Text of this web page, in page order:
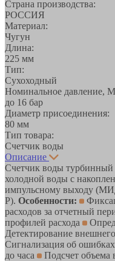
Страна производства:
РОССИЯ
Материал:
Чугун
Длина:
225 мм
Тип:
Сухоходный
Номинальное давление,
до 16 бар
Диаметр присоединения:
80 мм
Тип товара:
Счетчик воды
Описание
Счетчик воды турбинный
холодной воды с
импульсному выходу
Р). Особенности:
расходов за отчетный
профилей расхода
Детектирование
Сигнализация об
до часа
Подсчет объема